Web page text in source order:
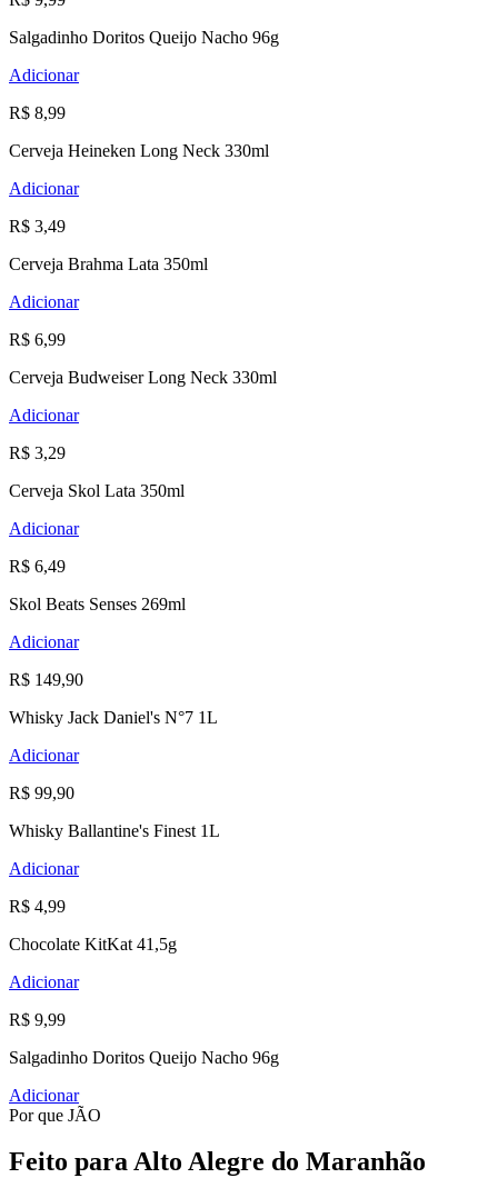
Salgadinho Doritos Queijo Nacho 96g
Adicionar
R$ 8,99
Cerveja Heineken Long Neck 330ml
Adicionar
R$ 3,49
Cerveja Brahma Lata 350ml
Adicionar
R$ 6,99
Cerveja Budweiser Long Neck 330ml
Adicionar
R$ 3,29
Cerveja Skol Lata 350ml
Adicionar
R$ 6,49
Skol Beats Senses 269ml
Adicionar
R$ 149,90
Whisky Jack Daniel's N°7 1L
Adicionar
R$ 99,90
Whisky Ballantine's Finest 1L
Adicionar
R$ 4,99
Chocolate KitKat 41,5g
Adicionar
R$ 9,99
Salgadinho Doritos Queijo Nacho 96g
Adicionar
Por que JÃO
Feito para Alto Alegre do Maranhão